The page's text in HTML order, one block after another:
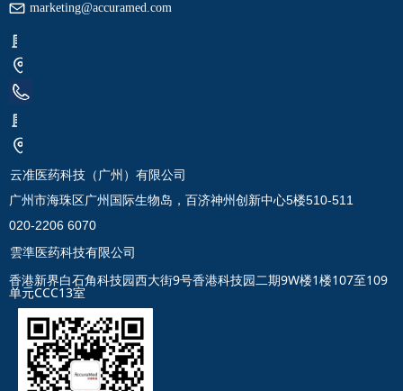
marketing@accuramed.com
云准医药科技（广州）有限公司
广州市海珠区广州国际生物岛，百济神州创新中心5楼510-511
020-2206 6070
雲準医药科技有限公司
香港新界白石角科技园西大街9号香港科技园二期9W楼1楼107至109
单元CCC13室